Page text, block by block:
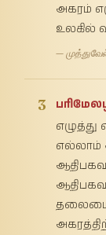
அகரம்
உலகில்
—
3
எல்லாம்
தலைமை